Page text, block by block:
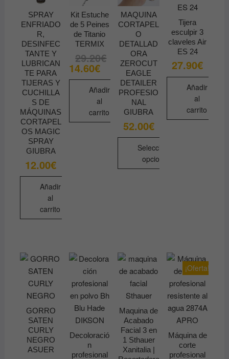
SPRAY
ENFRIADO
R,
DESINFEC
TANTE Y
LUBRICAN
TE PARA
TIJERAS Y
CUCHILLA
S DE
MÁQUINAS
CORTAPEL
OS MAGIC
SPRAY
GIUBRA
12.00€
Añadir
al
carrito
Kit Estuche
de 5 Peines
de Titanio
TERMIX
29.20€El
precio
original
era:
29.20€.
14.60€
El
precio
es:
14.60€.
Añadir
al
carrito
MAQUINA
CORTAPEL
O
DETALLAD
ORA
ZEROCUT
EAGLE
DETAILER
PROFESIO
NAL
GIUBRA
52.00€
Seleccionar
opciones
se
pueden
elegir
en
la
página
de
producto
Tijera
esculpir 3
claveles Air
ES 24
27.90€
Añadir
al
carrito
GORRO
SATEN
CURLY
NEGRO
ASUER
Decoloració
n
profesional
Maquina de
Acabado
Facial 3 en
1 Sthauer
Xanitalia |
¡Oferta!
Máquina de
corte
profesional